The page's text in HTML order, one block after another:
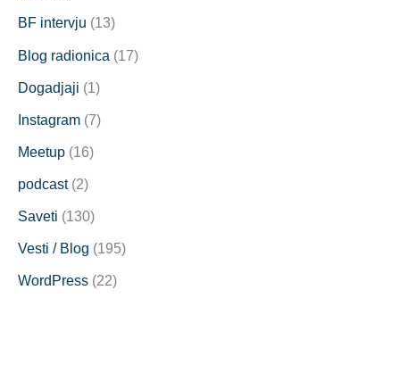
BF intervju (13)
Blog radionica (17)
Dogadjaji (1)
Instagram (7)
Meetup (16)
podcast(2)
Saveti (130)
Vesti / Blog (195)
WordPress (22)